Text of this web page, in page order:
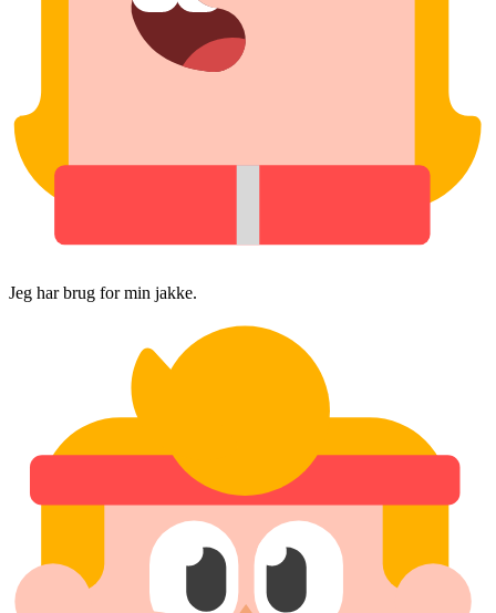
Jeg har brug for min jakke.